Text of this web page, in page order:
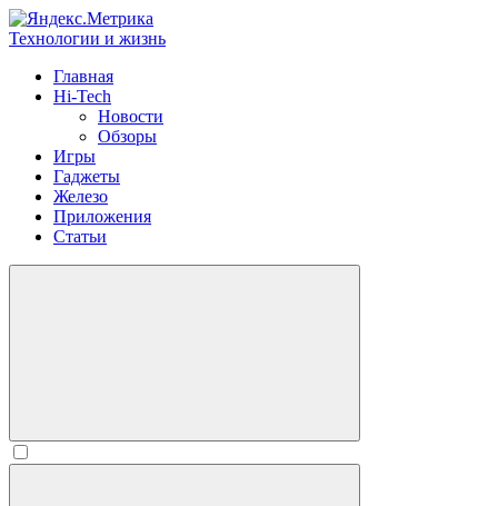
Технологии и жизнь
Главная
Hi-Tech
Новости
Обзоры
Игры
Гаджеты
Железо
Приложения
Статьи